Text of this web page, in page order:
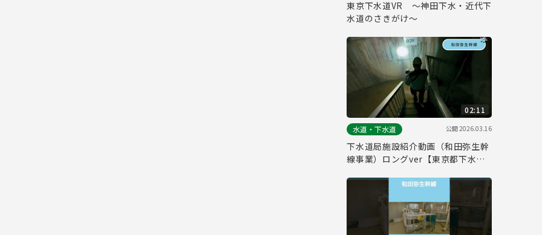
東京下水道VR ～神田下水・近代下
水道のさきがけ～
02:11
水道・下水道
公開2026.03.16
下水道局施設紹介動画（和田弥生幹
線事業）ロングver【東京都下水道